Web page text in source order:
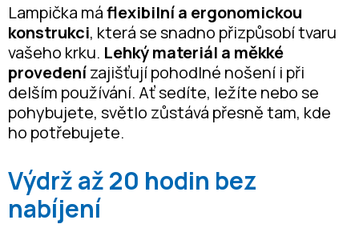
Lampička máflexibilní a ergonomickou
konstrukci, která se snadno přizpůsobí tvaru
vašeho krku. Lehký materiál a měkké
provedenízajišťují pohodlné nošení i při
delším používání. Ať sedíte, ležíte nebo se
pohybujete, světlo zůstává přesně tam, kde
ho potřebujete.
Výdrž až 20 hodin bez
nabíjení